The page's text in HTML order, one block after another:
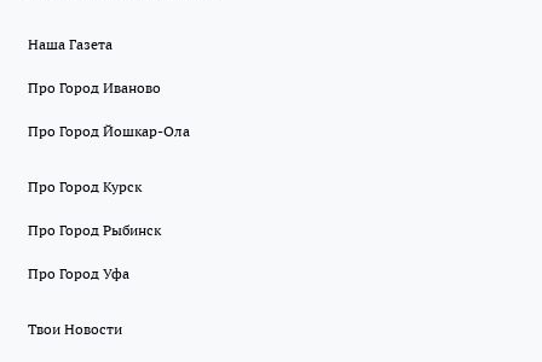
Наша Газета
Про Город Иваново
Про Город Йошкар-Ола
Про Город Курск
Про Город Рыбинск
Про Город Уфа
Твои Новости